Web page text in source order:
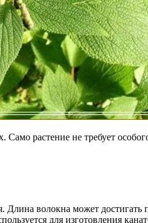
растение не требует
волокна может достигать
для изготовления